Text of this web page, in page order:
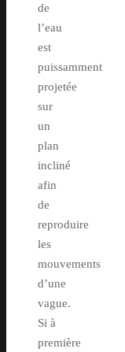
de
l’eau
est
puissamment
projetée
sur
un
plan
incliné
afin
de
reproduire
les
mouvements
d’une
vague.
Si à
première